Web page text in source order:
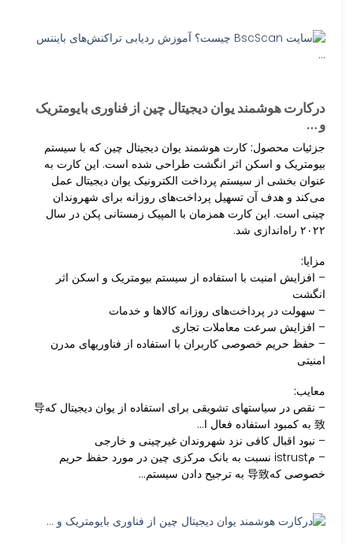
درکارت هوشمند یوان دیجیتال چین از فناوری بایومتریک
و …
جزئیات محصول: کارت هوشمند یوان دیجیتال چین که با سیستم
بیومتریک و اسکن اثر انگشت طراحی شده است. این کارت به
عنوان بخشی از سیستم پرداخت الکترونیک یوان دیجیتال عمل
می‌کند و هدف آن تسهیل پرداخت‌های روزانه برای شهروندان
چینی است. این کارت همزمان با المپیک زمستانی پکن در سال
۲۰۲۲ راه‌اندازی شد.
مزایا:
– افزایش امنیت با استفاده از سیستم بیومتریک و اسکن اثر
انگشت
– سهولت در پرداخت‌های روزانه کالاها و خدمات
– افزایش سرعت معاملات تجاری
– حفظ حریم خصوصی کاربران با استفاده از فناوریهای مدرن
امنیتی
معایب:
– نقص در سیاستهای تشویقی برای استفاده از یوان دیجیتال که导
致 به کمبود استفاده فعال ا…
– نبود اقبال کافی نزد شهروندان غیرچینی و خارجی
– مistrust نسبت به بانک مرکزی چین در مورد حفظ حریم
خصوصی که导致 به ترجیح دادن سیستم‌…